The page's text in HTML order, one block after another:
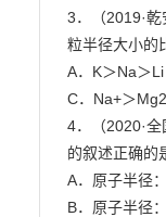
3．（2019·
粒半径大小的
A．K＞Na＞
C．Na+＞
4．（2020·
的叙述正确的
A．原子半径：
B．原子半径：